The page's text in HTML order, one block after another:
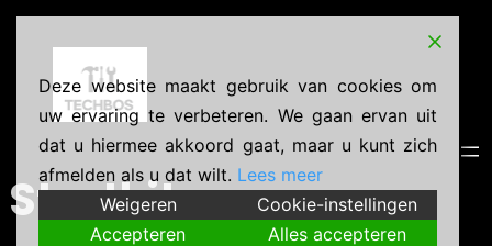
Startkit
Deze website maakt gebruik van cookies om
uw ervaring te verbeteren. We gaan ervan uit
dat u hiermee akkoord gaat, maar u kunt zich
afmelden als u dat wilt. Lees meer
Weigeren
Cookie-instellingen
Accepteren
Alles accepteren